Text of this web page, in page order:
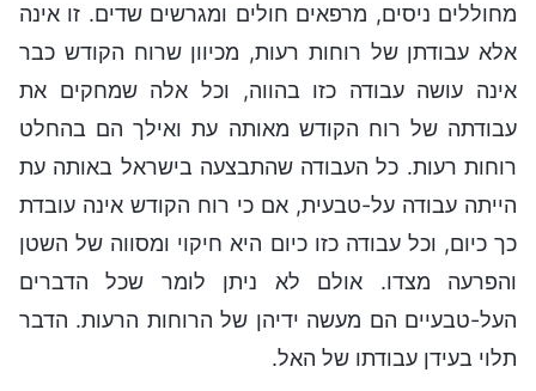
מחוללים ניסים, מרפאים חולים ומגרשים שדים. זו אינה
אלא עבודתן של רוחות רעות, מכיוון שרוח הקודש כבר
אינה עושה עבודה כזו בהווה, וכל אלה שמחקים את
עבודתה של רוח הקודש מאותה עת ואילך הם בהחלט
רוחות רעות. כל העבודה שהתבצעה בישראל באותה עת
הייתה עבודה על-טבעית, אם כי רוח הקודש אינה עובדת
כך כיום, וכל עבודה כזו כיום היא חיקוי ומסווה של השטן
והפרעה מצדו. אולם לא ניתן לומר שכל הדברים
העל-טבעיים הם מעשה ידיהן של הרוחות הרעות. הדבר
תלוי בעידן עבודתו של האל.